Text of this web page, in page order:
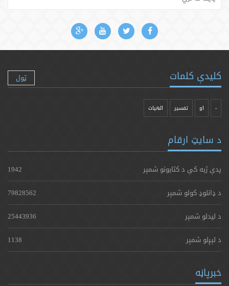
کلیدې کلمات ټول
- او تفسیر الهیات
د سایټ ارقام
پدې ژبه کې د کتابونو شمېر
1942
د ډانلوډ کولو شمېر
79828562
د لیدلو شمېر
25443936
د لېږلو شمېر
1138
خبرپاڼه